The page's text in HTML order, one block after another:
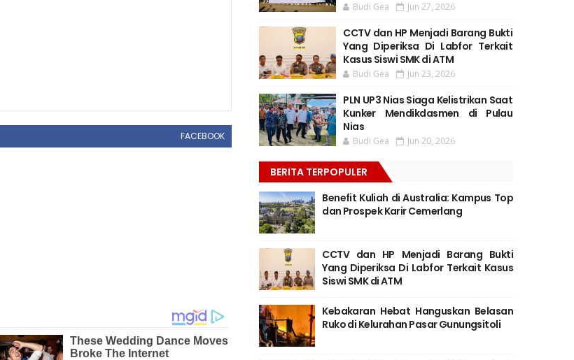
FACEBOOK
Budi Gea Jun 27, 2026
CCTV dan HP Menjadi Barang Bukti
Yang Diperiksa Di Labfor Terkait
Kasus Siswi SMK di ATM
Budi Gea Jun 23, 2026
PLN UP3 Nias Siaga Kelistrikan Saat
Kunker Mendikdasmen di Pulau
Nias
Budi Gea Jun 20, 2026
BERITA TERPOPULER
Benefit Kuliah di Australia: Kampus Top
dan Prospek Karir Cemerlang
CCTV dan HP Menjadi Barang Bukti
Yang Diperiksa Di Labfor Terkait Kasus
Siswi SMK di ATM
Kebakaran Hebat Hanguskan Belasan
Ruko di Kelurahan Pasar Gunungsitoli